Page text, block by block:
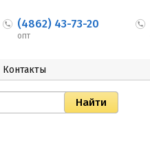
(4862) 43-73-20
опт
Контакты